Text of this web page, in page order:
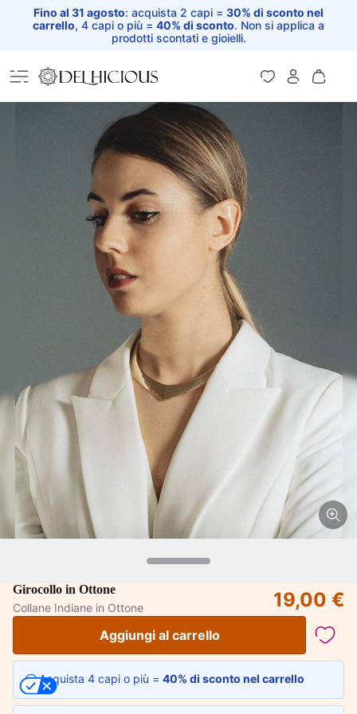
Fino al 31 agosto: acquista 2 capi = 30% di sconto nel
carrello, 4 capi o più = 40% di sconto. Non si applica a
prodotti scontati e gioielli.
Home
Girocollo in Ottone
Collane Indiane in Ottone
19,00 €
Aggiungi al carrello
Acquista 4 capi o più = 40% di sconto nel carrello